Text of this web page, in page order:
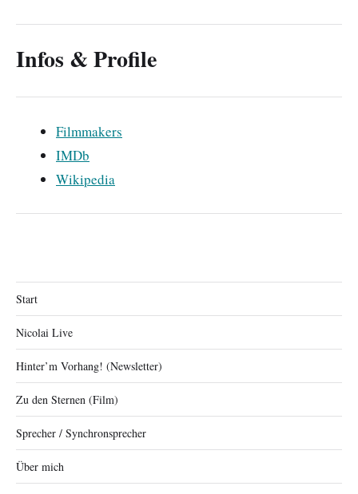
Infos & Profile
Filmmakers
IMDb
Wikipedia
Start
Nicolai Live
Hinter’m Vorhang! (Newsletter)
Zu den Sternen (Film)
Sprecher / Synchronsprecher
Über mich